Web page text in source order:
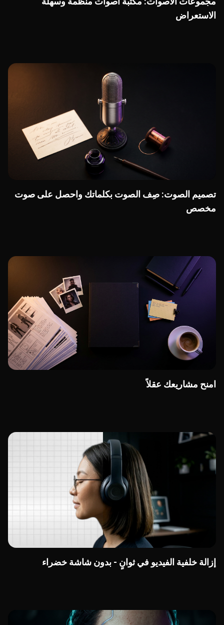
الاستعراض
تصميم الصوت: صِف الصوت بكلماتك واحصل على صوت
مخصص
امنح مشاريعك عقلاً
إزالة خلفية الفيديو في ثوانٍ - بدون شاشة خضراء